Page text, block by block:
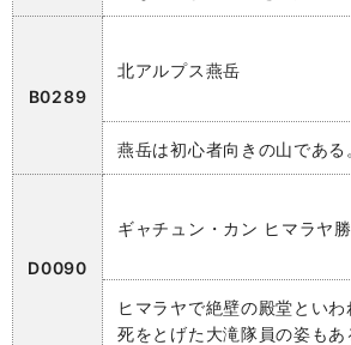
B0289
北アルプス燕岳
燕岳は初心者向きの山であ
D0090
ギャチュン・カン ヒマラヤ
ヒマラヤで絶壁の殿堂とい
死をとげた大滝隊員の姿もあ